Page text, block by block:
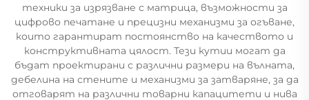
техники за изрязване с матрица, възможности за
цифрово печатане и прецизни механизми за огъване,
които гарантират постоянство на качеството и
конструктивната цялост. Тези кутии могат да
бъдат проектирани с различни размери на вълната,
дебелина на стените и механизми за затваряне, за да
отговарят на различни товарни капацитети и нива